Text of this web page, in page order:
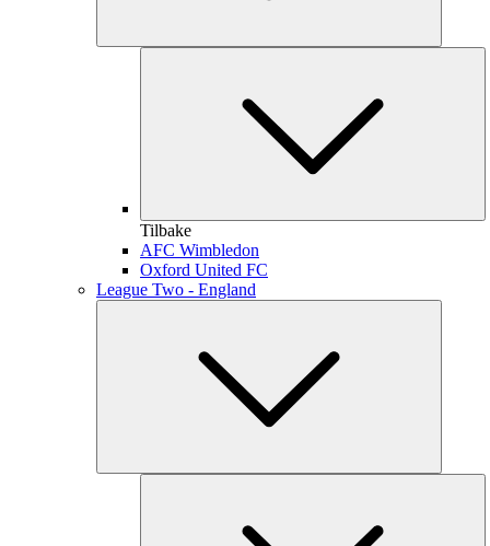
Tilbake
AFC Wimbledon
Oxford United FC
League Two - England